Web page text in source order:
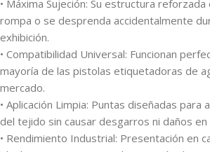
• Máxima Sujeción: Su estructura
rompa o se desprenda accidentalmente
exhibición.
• Compatibilidad Universal: Funcionan
mayoría de las pistolas etiquetadoras de
mercado.
• Aplicación Limpia: Puntas diseñadas
del tejido sin causar desgarros ni daños en
• Rendimiento Industrial: Presentación en